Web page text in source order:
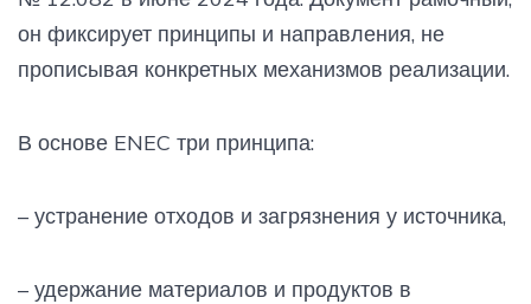
он фиксирует принципы и направления, не
прописывая конкретных механизмов реализации.
В основе ENEC три принципа:
– устранение отходов и загрязнения у источника,
– удержание материалов и продуктов в